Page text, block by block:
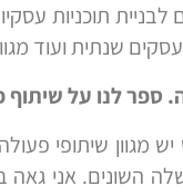
לבניית תוכניות
שנתית ועוד
ספר לנו על
מגוון שיתופי
השונים. אני